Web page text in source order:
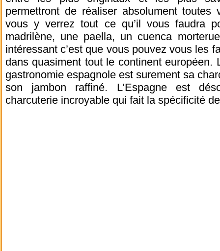
permettront de réaliser absolument toutes
vous y verrez tout ce qu’il vous faudra
madrilène, une paella, un cuenca
intéressant c’est que vous pouvez vous les
dans quasiment tout le continent européen.
gastronomie espagnole est surement sa
son jambon raffiné. L’Espagne est
charcuterie incroyable qui fait la spécificité